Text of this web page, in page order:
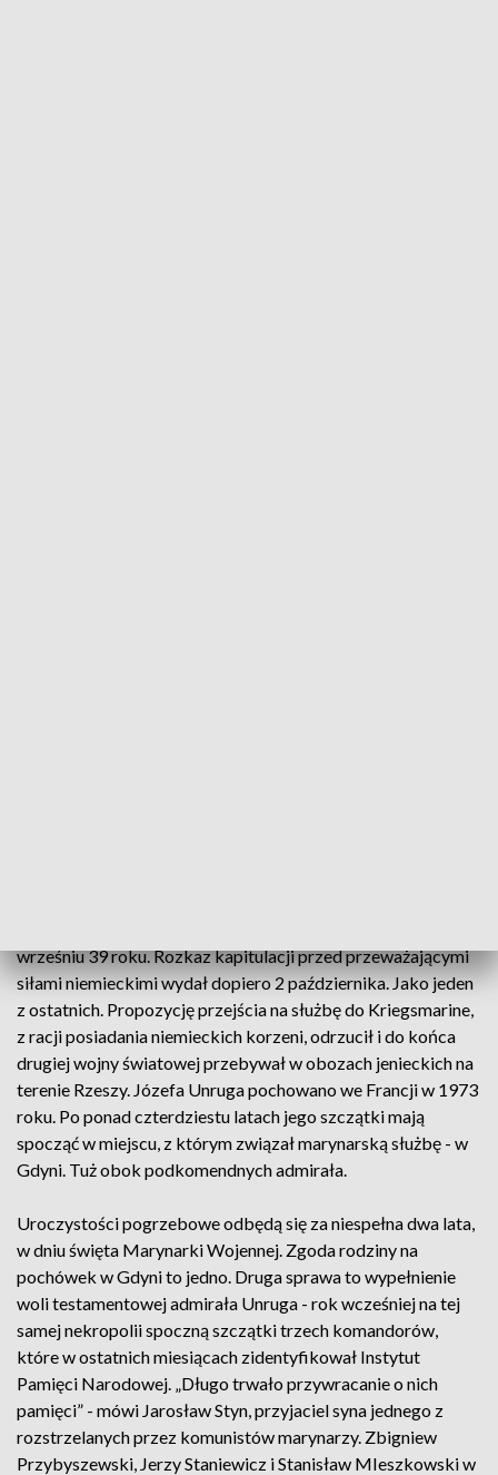
wrześniu 39 roku. Rozkaz kapitulacji przed przeważającymi
siłami niemieckimi wydał dopiero 2 października. Jako jeden
z ostatnich. Propozycję przejścia na służbę do Kriegsmarine,
z racji posiadania niemieckich korzeni, odrzucił i do końca
drugiej wojny światowej przebywał w obozach jenieckich na
terenie Rzeszy. Józefa Unruga pochowano we Francji w 1973
roku. Po ponad czterdziestu latach jego szczątki mają
spocząć w miejscu, z którym związał marynarską służbę - w
Gdyni. Tuż obok podkomendnych admirała.
Uroczystości pogrzebowe odbędą się za niespełna dwa lata,
w dniu święta Marynarki Wojennej. Zgoda rodziny na
pochówek w Gdyni to jedno. Druga sprawa to wypełnienie
woli testamentowej admirała Unruga - rok wcześniej na tej
samej nekropolii spoczną szczątki trzech komandorów,
które w ostatnich miesiącach zidentyfikował Instytut
Pamięci Narodowej. „Długo trwało przywracanie o nich
pamięci” - mówi Jarosław Styn, przyjaciel syna jednego z
rozstrzelanych przez komunistów marynarzy. Zbigniew
Przybyszewski, Jerzy Staniewicz i Stanisław MIeszkowski w